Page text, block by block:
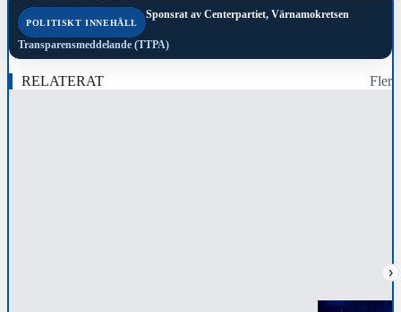
POLITISKT INNEHÅLL
Sponsrat av Centerpartiet, Värnamokretsen
Transparensmeddelande (TTPA)
RELATERAT Fler
›